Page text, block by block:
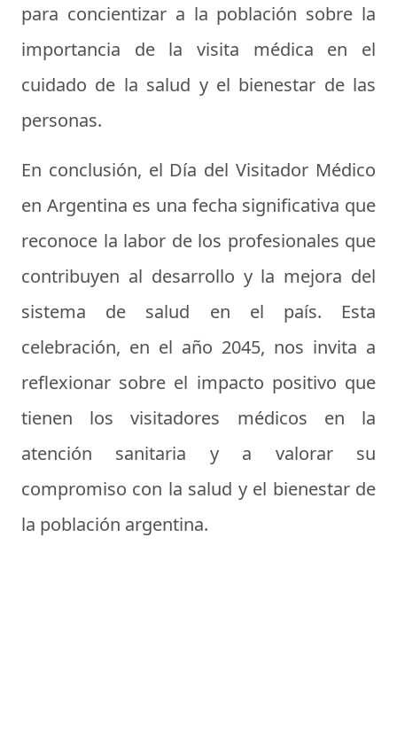
para concientizar a la población sobre la
importancia de la visita médica en el
cuidado de la salud y el bienestar de las
personas.
En conclusión, el Día del Visitador Médico
en Argentina es una fecha significativa que
reconoce la labor de los profesionales que
contribuyen al desarrollo y la mejora del
sistema de salud en el país. Esta
celebración, en el año 2045, nos invita a
reflexionar sobre el impacto positivo que
tienen los visitadores médicos en la
atención sanitaria y a valorar su
compromiso con la salud y el bienestar de
la población argentina.